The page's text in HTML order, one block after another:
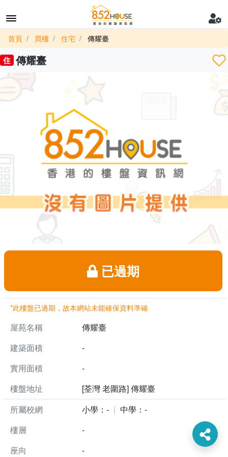
首頁 買樓 住宅 傳耀臺
住 傳耀臺
已過期
*此樓盤已過期，故本網站未能確保資料準確
屋苑名稱
傳耀臺
建築面積
-
實用面積
-
樓盤地址
[荃灣 老圍路] 傳耀臺
所屬校網
小學：-
中學：-
樓層
-
座向
-